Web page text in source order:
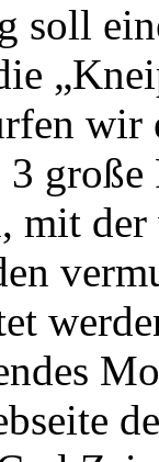
soll
wir
3
mit